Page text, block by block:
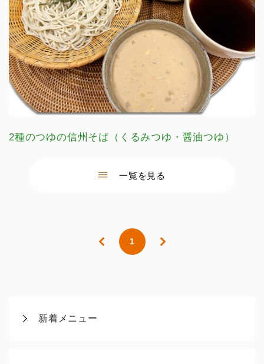
新着メニュー
2種のつゆの信州そば（くるみつゆ・醤油つゆ）
一覧を見る
1